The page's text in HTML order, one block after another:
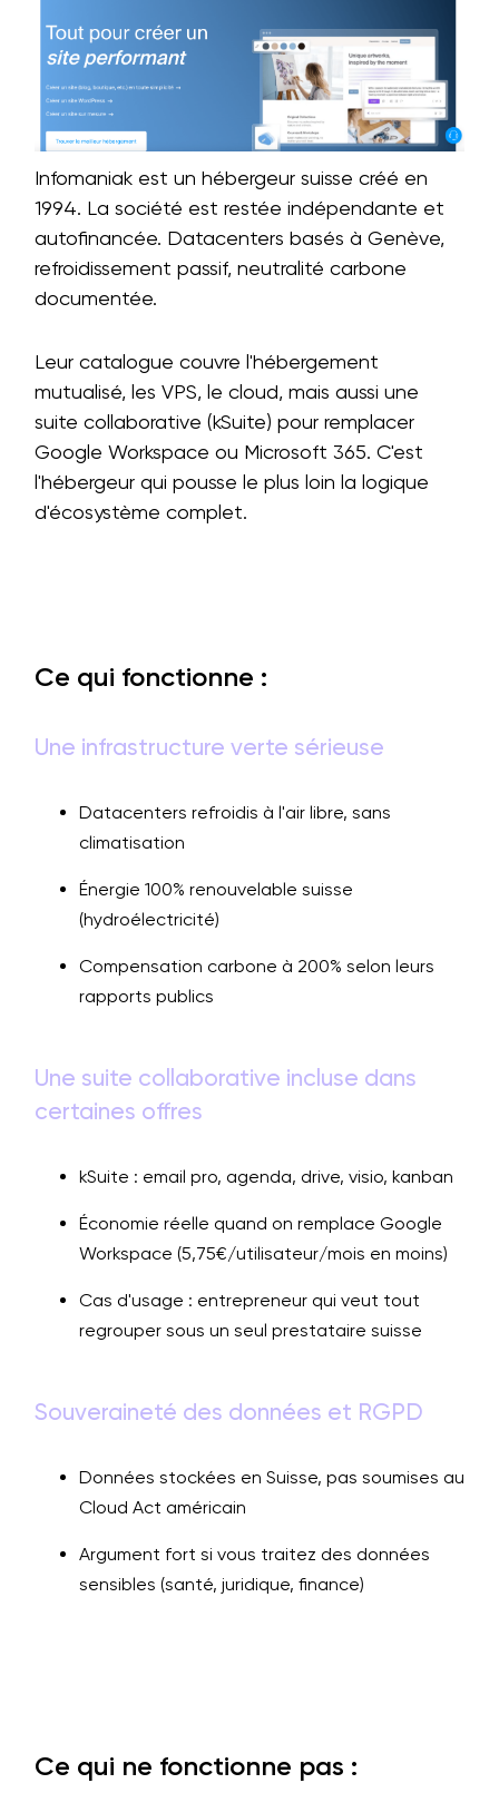
Infomaniak est un hébergeur suisse créé en
1994. La société est restée indépendante et
autofinancée. Datacenters basés à Genève,
refroidissement passif, neutralité carbone
documentée.
Leur catalogue couvre l'hébergement
mutualisé, les VPS, le cloud, mais aussi une
suite collaborative (kSuite) pour remplacer
Google Workspace ou Microsoft 365. C'est
l'hébergeur qui pousse le plus loin la logique
d'écosystème complet.
Ce qui fonctionne :
Une infrastructure verte sérieuse
Datacenters refroidis à l'air libre, sans
climatisation
Énergie 100% renouvelable suisse
(hydroélectricité)
Compensation carbone à 200% selon leurs
rapports publics
Une suite collaborative incluse dans
certaines offres
kSuite : email pro, agenda, drive, visio, kanban
Économie réelle quand on remplace Google
Workspace (5,75€/utilisateur/mois en moins)
Cas d'usage : entrepreneur qui veut tout
regrouper sous un seul prestataire suisse
Souveraineté des données et RGPD
Données stockées en Suisse, pas soumises au
Cloud Act américain
Argument fort si vous traitez des données
sensibles (santé, juridique, finance)
Ce qui ne fonctionne pas :